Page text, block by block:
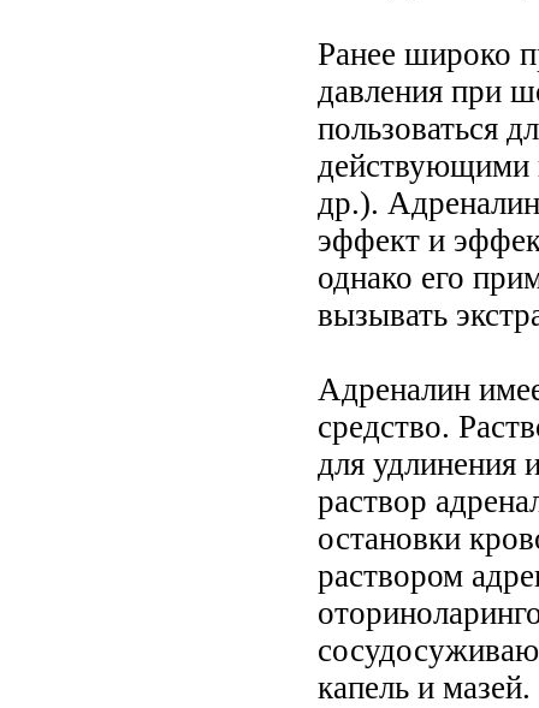
Ранее широко
давления при
пользоваться
действующими
др.).
эффект и
однако его
вызывать
Адреналин
средство.
для удлинения
раствор
остановки
раствором
капель и мазей.